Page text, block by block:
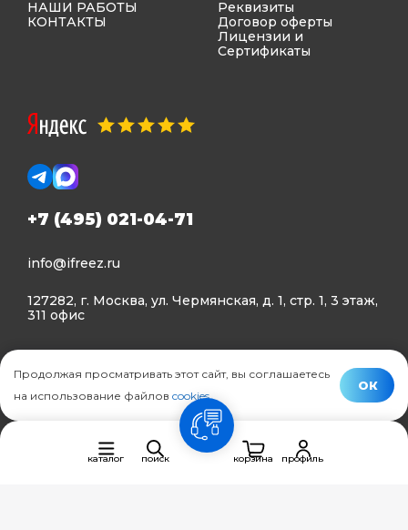
НАШИ РАБОТЫ
КОНТАКТЫ
Реквизиты
Договор оферты
Лицензии и
Сертификаты
+7 (495) 021-04-71
info@ifreez.ru
127282, г. Москва, ул. Чермянская, д. 1, стр. 1, 3 этаж,
311 офис
Политика конфиденциальности
© Ifreez - продажа и установка климатической техники,
каталог поиск
связь
корзина
профиль
Продолжая просматривать этот сайт, вы соглашаетесь
на использование файлов cookies.
ОК